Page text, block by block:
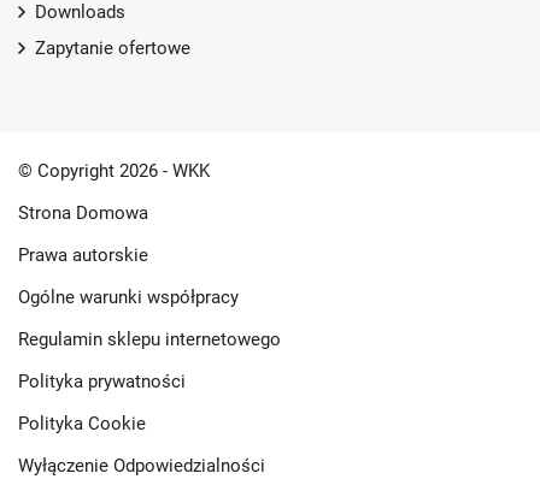
Downloads
Zapytanie ofertowe
© Copyright 2026 - WKK
Strona Domowa
Prawa autorskie
Ogólne warunki współpracy
Regulamin sklepu internetowego
Polityka prywatności
Polityka Cookie
Wyłączenie Odpowiedzialności